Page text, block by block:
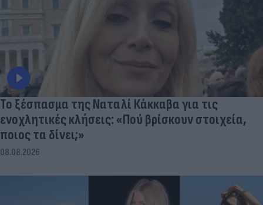
Το ξέσπασμα της Ναταλί Κάκκαβα για τις
ενοχλητικές κλήσεις: «Πού βρίσκουν στοιχεία,
ποιος τα δίνει;»
08.08.2026